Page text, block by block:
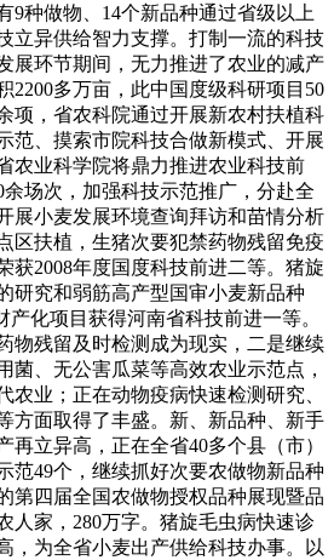
9种做物、14个新品种通过省级以上
立异供给智力支撑。打制一流的科技
展环节期间，无力推进了农业的减产
2200多万亩，此中国度级科研项目50
项，省农科院通过开展新农村扶植科
范、摸索市院科技合做新模式、开展
农业科学院将鼎力推进农业科技前
场次，加强科技示范推广，分赴全
展小麦发展环境查询拜访和苗情分析
区扶植，生猪次要犯禁药物残留免疫
获2008年度国度科技前进二等。猪旋
研究和弱筋高产型国审小麦新品种
产化项目获得河南省科技前进一等。
物残留及时检测成为现实，二是继续
菌、无公害瓜菜等高效农业示范点，
农业；正在动物疫病快速检测研究、
方面取得了丰盛。新、新品种、新手
再立异高，正在全省40多个县（市）
范49个，继续抓好次要农做物新品种
第四届全国农做物授权品种展现暨品
人家，280万字。猪旋毛虫病快速诊
，为全省小麦出产供给科技办事。以